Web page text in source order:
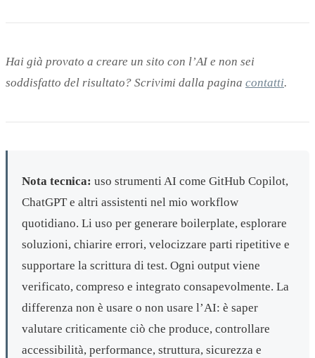
Hai già provato a creare un sito con l’AI e non sei
soddisfatto del risultato? Scrivimi dalla pagina contatti.
Nota tecnica: uso strumenti AI come GitHub Copilot,
ChatGPT e altri assistenti nel mio workflow
quotidiano. Li uso per generare boilerplate, esplorare
soluzioni, chiarire errori, velocizzare parti ripetitive e
supportare la scrittura di test. Ogni output viene
verificato, compreso e integrato consapevolmente. La
differenza non è usare o non usare l’AI: è saper
valutare criticamente ciò che produce, controllare
accessibilità, performance, struttura, sicurezza e